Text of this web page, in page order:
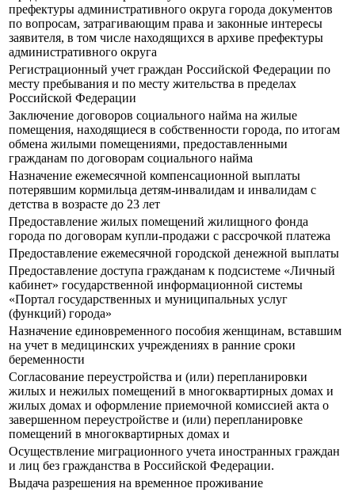
префектуры административного округа города документов
по вопросам, затрагивающим права и законные интересы
заявителя, в том числе находящихся в архиве префектуры
административного округа
Регистрационный учет граждан Российской Федерации по
месту пребывания и по месту жительства в пределах
Российской Федерации
Заключение договоров социального найма на жилые
помещения, находящиеся в собственности города, по итогам
обмена жилыми помещениями, предоставленными
гражданам по договорам социального найма
Назначение ежемесячной компенсационной выплаты
потерявшим кормильца детям-инвалидам и инвалидам с
детства в возрасте до 23 лет
Предоставление жилых помещений жилищного фонда
города по договорам купли-продажи с рассрочкой платежа
Предоставление ежемесячной городской денежной выплаты
Предоставление доступа гражданам к подсистеме «Личный
кабинет» государственной информационной системы
«Портал государственных и муниципальных услуг
(функций) города»
Назначение единовременного пособия женщинам, вставшим
на учет в медицинских учреждениях в ранние сроки
беременности
Согласование переустройства и (или) перепланировки
жилых и нежилых помещений в многоквартирных домах и
жилых домах и оформление приемочной комиссией акта о
завершенном переустройстве и (или) перепланировке
помещений в многоквартирных домах и
Осуществление миграционного учета иностранных граждан
и лиц без гражданства в Российской Федерации.
Выдача разрешения на временное проживание